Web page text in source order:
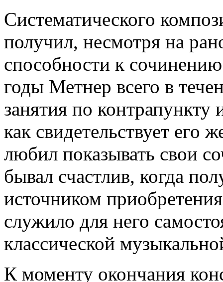
Систематического
получил, несмотря на
способности к
годы Метнер всего в
занятия по контрапункту
как свидетельствует
любил показывать свои
бывал счастлив, когда
источником
служило для него
классической
К моменту окончания